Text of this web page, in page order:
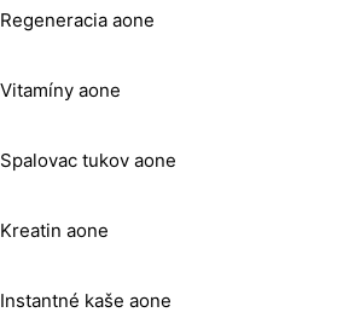
Regeneracia aone
Vitamíny aone
Spalovac tukov aone
Kreatin aone
Instantné kaše aone